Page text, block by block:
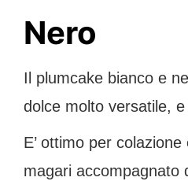
Nero
Il plumcake bianco e
dolce molto versatile,
E’ ottimo per
magari accompagnato